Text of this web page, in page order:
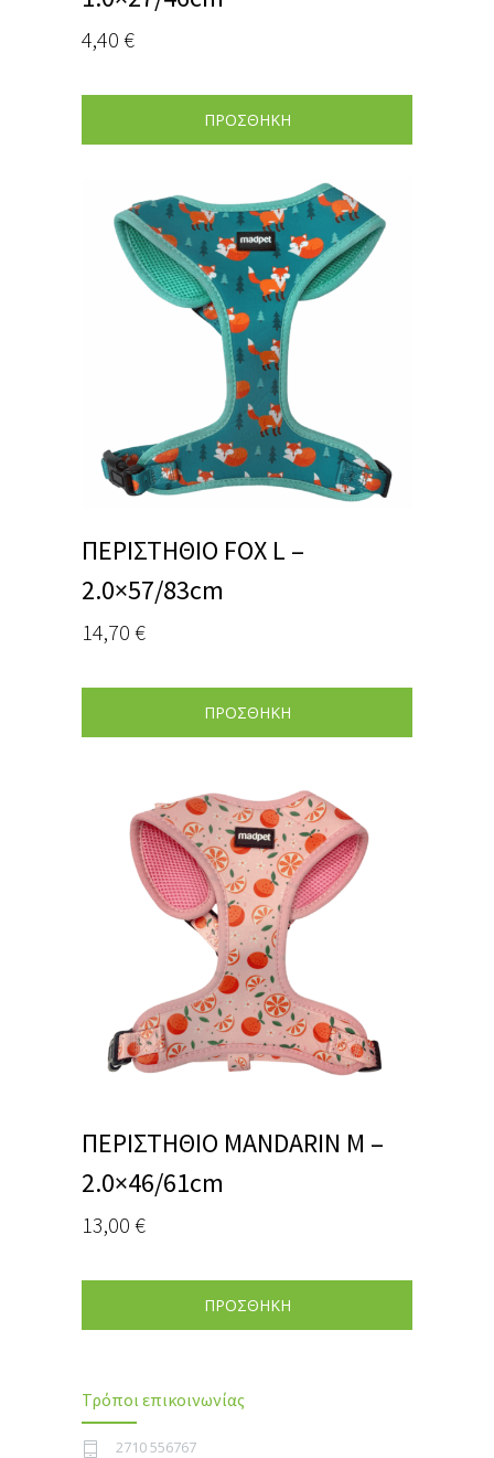
4,40 €
ΠΡΟΣΘΗΚΗ
ΠΕΡΙΣΤΗΘΙΟ FOX L –
2.0×57/83cm
14,70 €
ΠΡΟΣΘΗΚΗ
ΠΕΡΙΣΤΗΘΙΟ MANDARIN Μ –
2.0×46/61cm
13,00 €
ΠΡΟΣΘΗΚΗ
Τρόποι επικοινωνίας
2710 556767